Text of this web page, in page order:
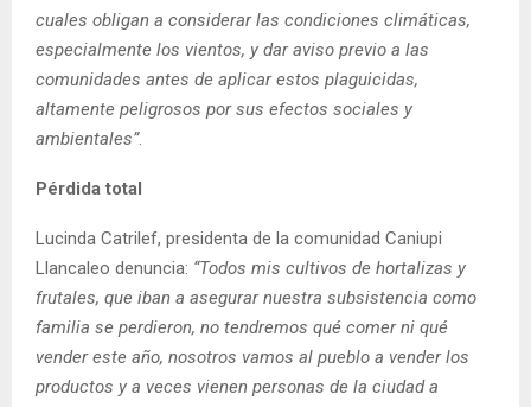
cuales obligan a considerar las condiciones climáticas,
especialmente los vientos, y dar aviso previo a las
comunidades antes de aplicar estos plaguicidas,
altamente peligrosos por sus efectos sociales y
ambientales”.
Pérdida total
Lucinda Catrilef, presidenta de la comunidad Caniupi
Llancaleo denuncia: “Todos mis cultivos de hortalizas y
frutales, que iban a asegurar nuestra subsistencia como
familia se perdieron, no tendremos qué comer ni qué
vender este año, nosotros vamos al pueblo a vender los
productos y a veces vienen personas de la ciudad a